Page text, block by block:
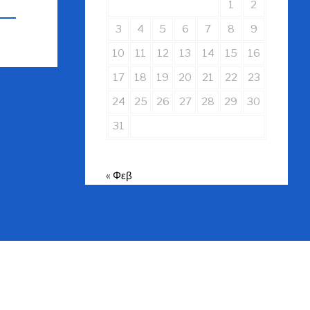
1
2
3
4 5 6 7 8
9
10
11 12 13 14 15
16
17
18 19 20 21 22
23
24
25 26 27 28 29
30
31
« Φεβ